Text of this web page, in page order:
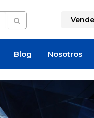
Blog Nosotros